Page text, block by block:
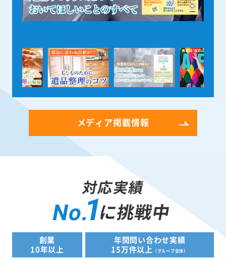
メディア掲載情報
対応実績
No.1に挑戦中
創業
10年以上
年間問い合わせ実績
15万件以上
（グループ全体）